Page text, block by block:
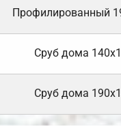
Профилированный
Cруб дома
Cруб дома